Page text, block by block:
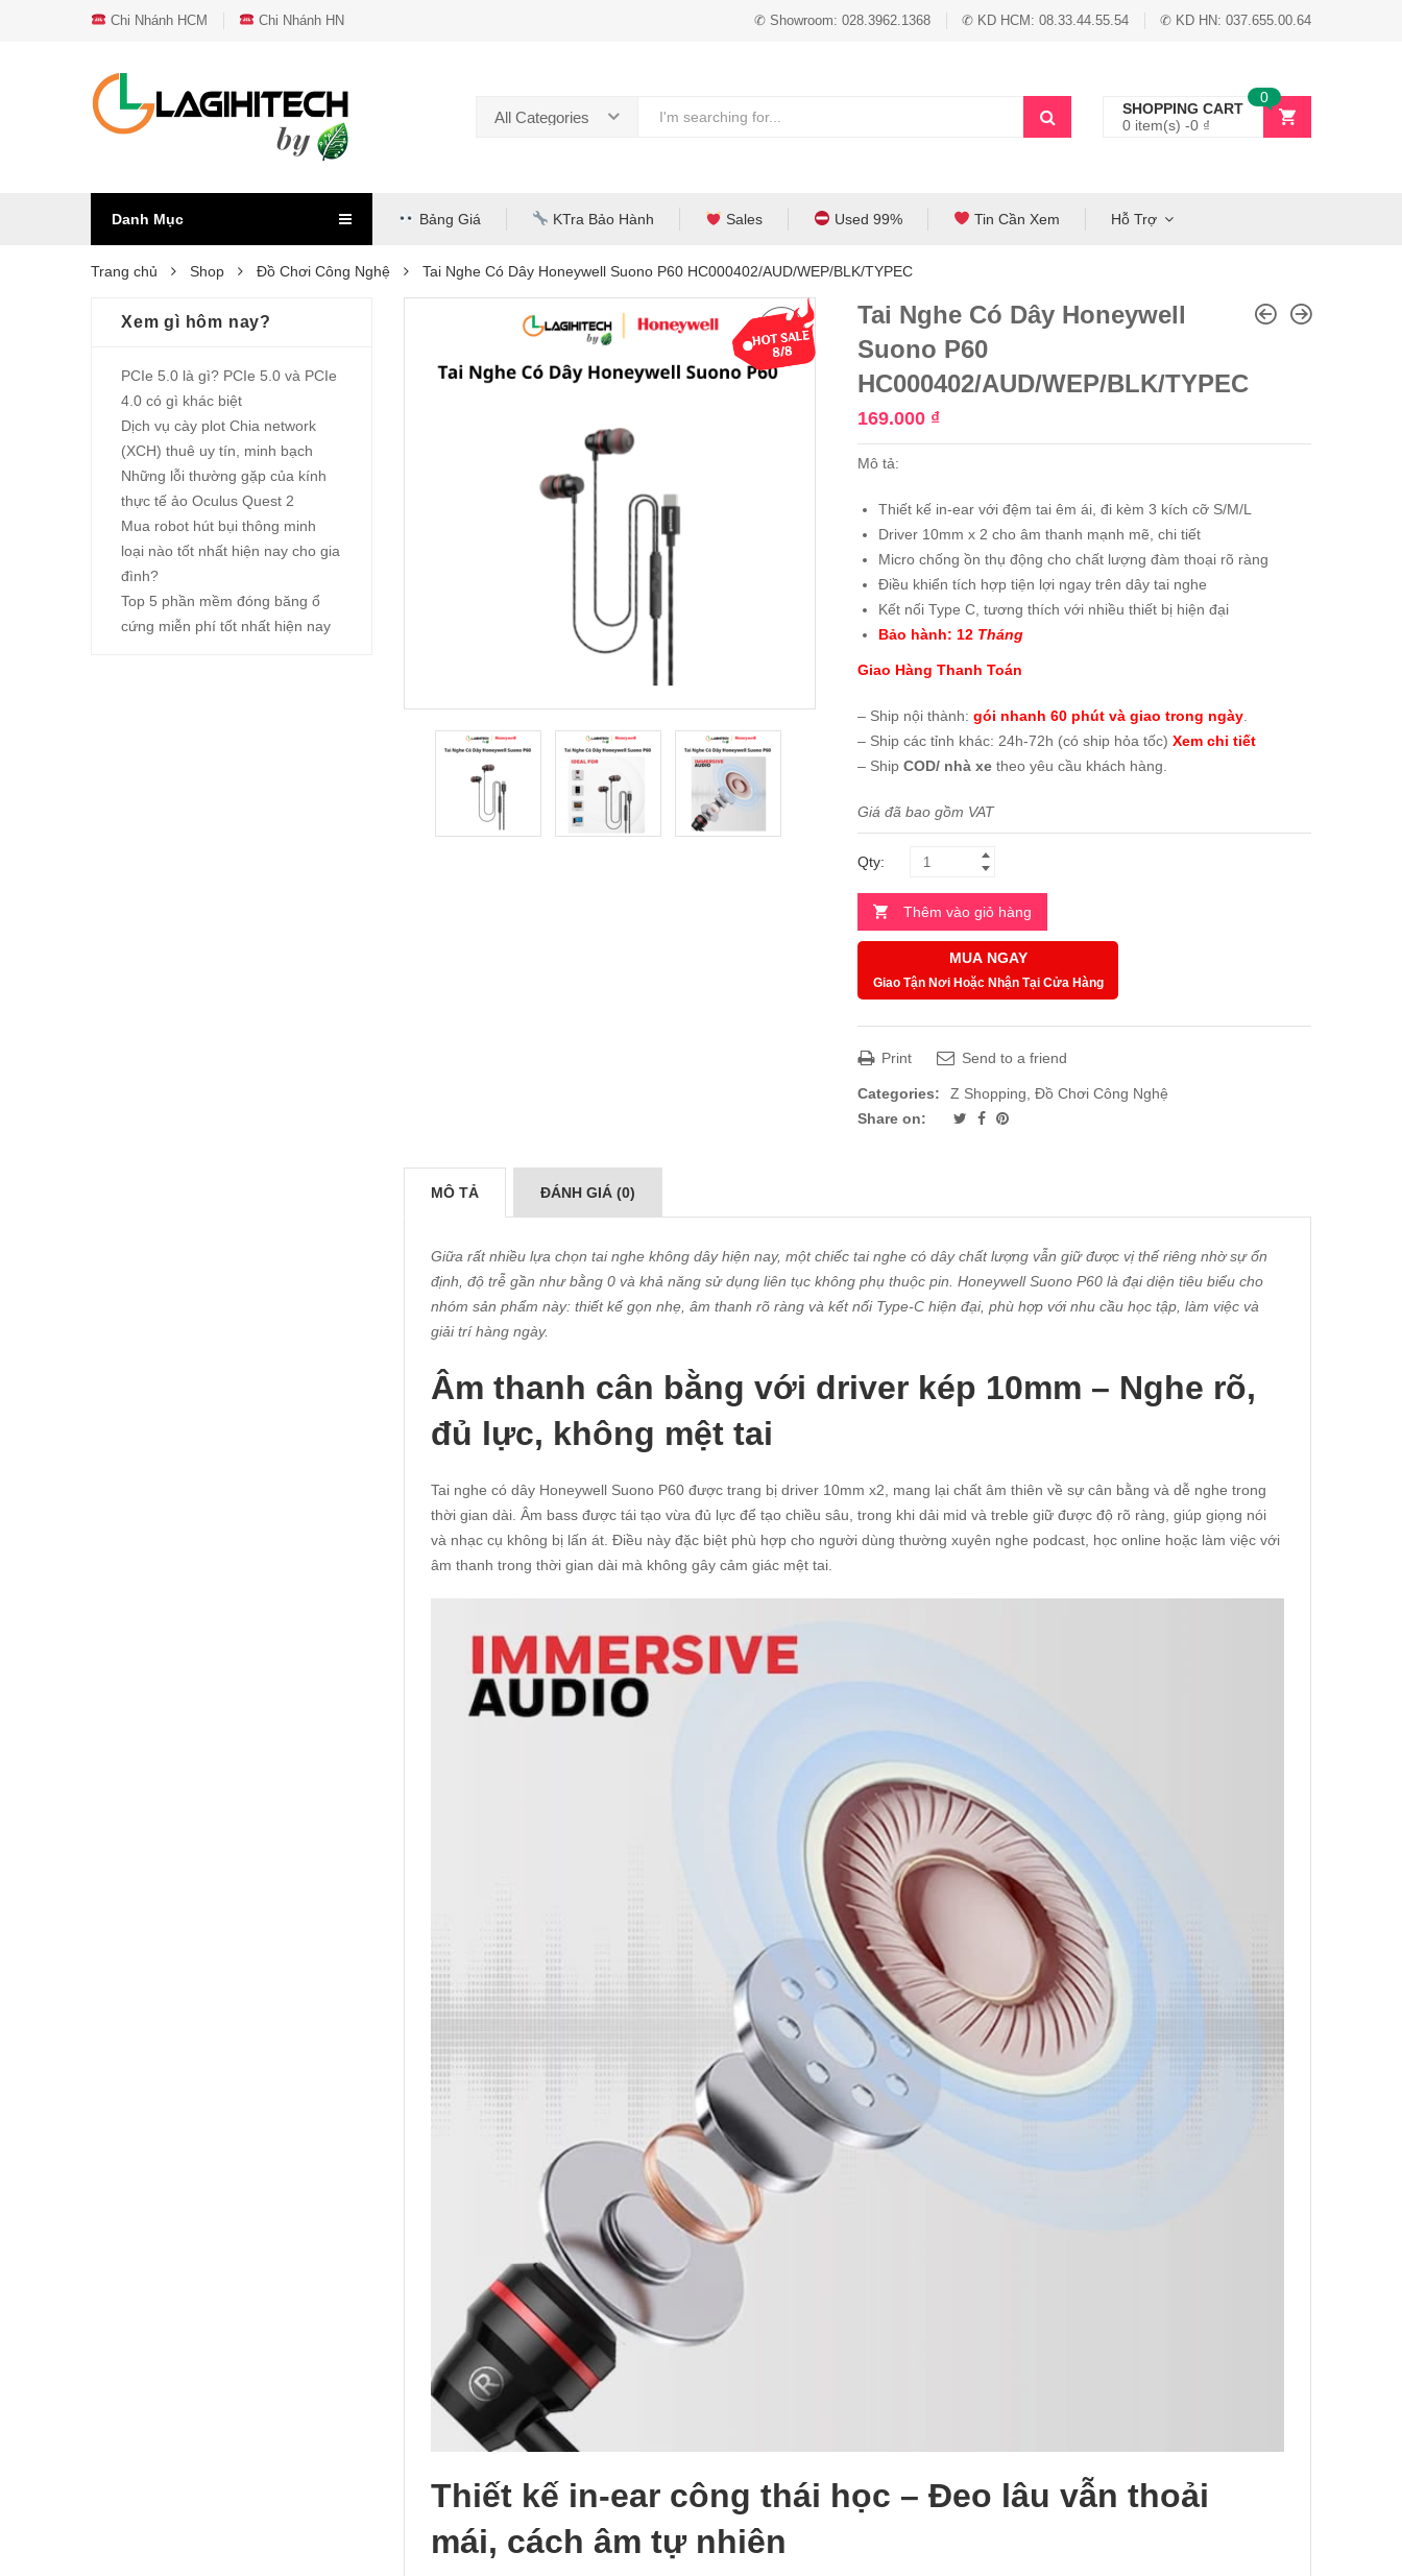
Chi Nhánh HCM Chi Nhánh HN ✆ Showroom: 028.3962.1368 ✆ KD HCM: 08.33.44.55.54 ✆ KD HN: 037.655.00.64
All Categories
SHOPPING CART
0 item(s) -0 ₫
0
Danh Mục Bảng Giá KTra Bảo Hành Sales Used 99% Tin Cần Xem Hỗ Trợ
Trang chủ Shop Đồ Chơi Công Nghệ Tai Nghe Có Dây Honeywell Suono P60 HC000402/AUD/WEP/BLK/TYPEC
Tai Nghe Có Dây Honeywell
Suono P60
HC000402/AUD/WEP/BLK/TYPEC
169.000 ₫
Mô tả:
Thiết kế in-ear với đệm tai êm ái, đi kèm 3 kích cỡ S/M/L
Driver 10mm x 2 cho âm thanh mạnh mẽ, chi tiết
Micro chống ồn thụ động cho chất lượng đàm thoại rõ ràng
Điều khiển tích hợp tiện lợi ngay trên dây tai nghe
Kết nối Type C, tương thích với nhiều thiết bị hiện đại
Bảo hành: 12 Tháng
Giao Hàng Thanh Toán
– Ship nội thành: gói nhanh 60 phút và giao trong ngày
– Ship các tỉnh khác: 24h-72h (có ship hỏa tốc) Xem chi tiết
– Ship COD/ nhà xe theo yêu cầu khách hàng.
Giá đã bao gồm VAT
Qty:
Thêm vào giỏ hàng
MUA NGAY
Giao Tận Nơi Hoặc Nhận Tại Cửa Hàng
Print Send to a friend
Categories: Z Shopping, Đồ Chơi Công Nghệ
Share on:
MÔ TẢ ĐÁNH GIÁ (0)
Giữa rất nhiều lựa chọn tai nghe không dây hiện nay, một chiếc tai nghe có dây chất lượng vẫn giữ được vị thế riêng nhờ sự ổn
định, độ trễ gần như bằng 0 và khả năng sử dụng liên tục không phụ thuộc pin. Honeywell Suono P60 là đại diện tiêu biểu cho
nhóm sản phẩm này: thiết kế gọn nhẹ, âm thanh rõ ràng và kết nối Type-C hiện đại, phù hợp với nhu cầu học tập, làm việc và
giải trí hàng ngày.
Âm thanh cân bằng với driver kép 10mm – Nghe rõ,
đủ lực, không mệt tai
Tai nghe có dây Honeywell Suono P60 được trang bị driver 10mm x2, mang lại chất âm thiên về sự cân bằng và dễ nghe trong
thời gian dài. Âm bass được tái tạo vừa đủ lực để tạo chiều sâu, trong khi dải mid và treble giữ được độ rõ ràng, giúp giọng nói
và nhạc cụ không bị lấn át. Điều này đặc biệt phù hợp cho người dùng thường xuyên nghe podcast, học online hoặc làm việc với
âm thanh trong thời gian dài mà không gây cảm giác mệt tai.
Thiết kế in-ear công thái học – Đeo lâu vẫn thoải
mái, cách âm tự nhiên
Xem gì hôm nay?
PCIe 5.0 là gì? PCIe 5.0 và PCIe
4.0 có gì khác biệt
Dịch vụ cày plot Chia network
(XCH) thuê uy tín, minh bạch
Những lỗi thường gặp của kính
thực tế ảo Oculus Quest 2
Mua robot hút bụi thông minh
loại nào tốt nhất hiện nay cho gia
đình?
Top 5 phần mềm đóng băng ổ
cứng miễn phí tốt nhất hiện nay